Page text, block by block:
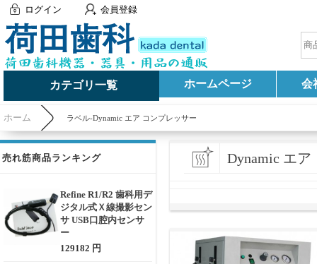
ログイン 会員登録
カテゴリ一覧 ホームページ 会
ホーム ラベル-Dynamic エア コンプレッサー
売れ筋商品ランキング
Refine R1/R2 歯科用デ
ジタル式Ｘ線撮影セン
サ USB口腔内センサ
ー
129182 円
Dynamic エ